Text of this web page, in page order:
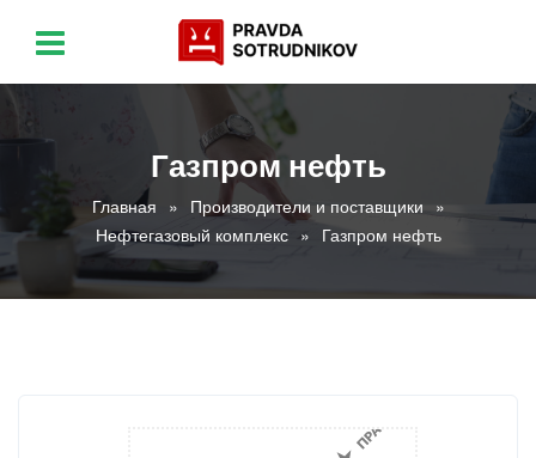
Газпром нефть
Главная
Производители и поставщики
Нефтегазовый комплекс
Газпром нефть